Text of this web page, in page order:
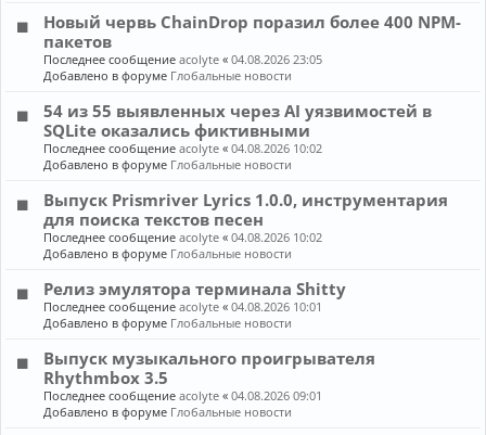
Новый червь ChainDrop поразил более 400 NPM-
пакетов
Последнее сообщениеacolyte «04.08.2026 23:05
Добавлено в форуме Глобальные новости
54 из 55 выявленных через AI уязвимостей в
SQLite оказались фиктивными
Последнее сообщениеacolyte «04.08.2026 10:02
Добавлено в форуме Глобальные новости
Выпуск Prismriver Lyrics 1.0.0, инструментария
для поиска текстов песен
Последнее сообщениеacolyte «04.08.2026 10:02
Добавлено в форуме Глобальные новости
Релиз эмулятора терминала Shitty
Последнее сообщениеacolyte «04.08.2026 10:01
Добавлено в форуме Глобальные новости
Выпуск музыкального проигрывателя
Rhythmbox 3.5
Последнее сообщениеacolyte «04.08.2026 09:01
Добавлено в форуме Глобальные новости